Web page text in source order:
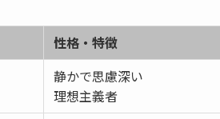
性格・特徴
静かで思慮深い
理想主義者